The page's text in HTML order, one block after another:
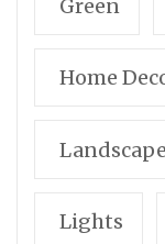
Green
Home
Landscape
Lights